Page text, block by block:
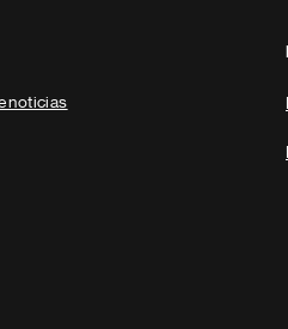
noticias